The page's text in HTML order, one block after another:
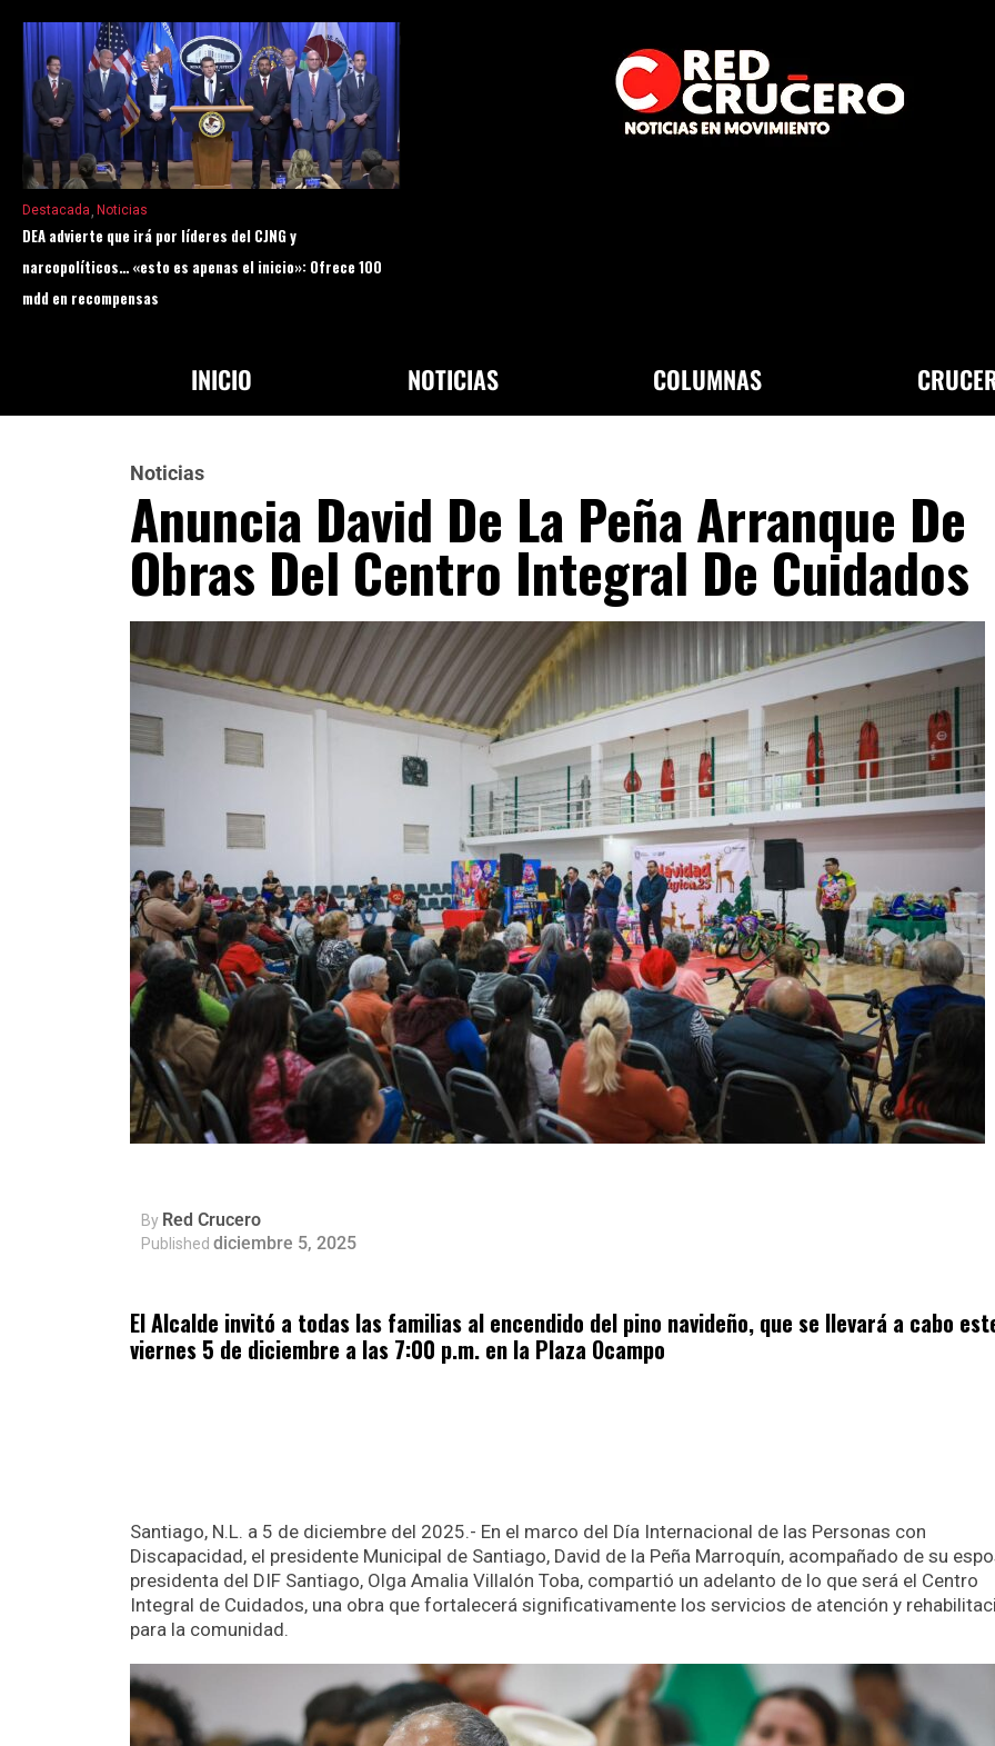
Destacada Noticias
DEA advierte que irá por líderes del CJNG y
narcopolíticos… «esto es apenas el inicio»: Ofrece 100
mdd en recompensas
INICIO NOTICIAS COLUMNAS
Noticias
Anuncia David De La Peña Arranque De
Obras Del Centro Integral De Cuidados
By Red Crucero
Published diciembre 5, 2025
El Alcalde invitó a todas las familias al encendido del pino navideño, que se llevará a cabo
viernes 5 de diciembre a las 7:00 p.m. en la Plaza Ocampo
Santiago, N.L. a 5 de diciembre del 2025.- En el marco del Día Internacional de las Personas con
Discapacidad, el presidente Municipal de Santiago, David de la Peña Marroquín, acompañado de su
presidenta del DIF Santiago, Olga Amalia Villalón Toba, compartió un adelanto de lo que será el Centro
Integral de Cuidados, una obra que fortalecerá significativamente los servicios de atención y
para la comunidad.